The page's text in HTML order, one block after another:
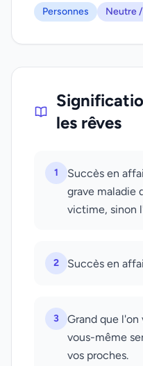
Personnes Neutre
les rêves
1
Succès en
grave maladie
victime, sinon
2 Succès en
3
Grand que
vous-même
vos proches.